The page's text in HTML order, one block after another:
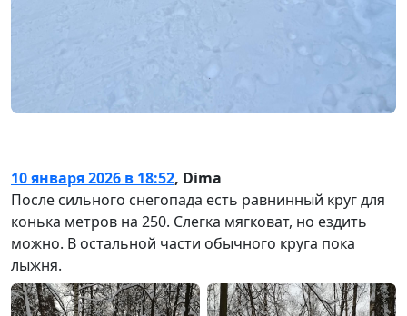
10 января 2026 в 18:52, Dima
После сильного снегопада есть равнинный круг для
конька метров на 250. Слегка мягковат, но ездить
можно. В остальной части обычного круга пока
лыжня.